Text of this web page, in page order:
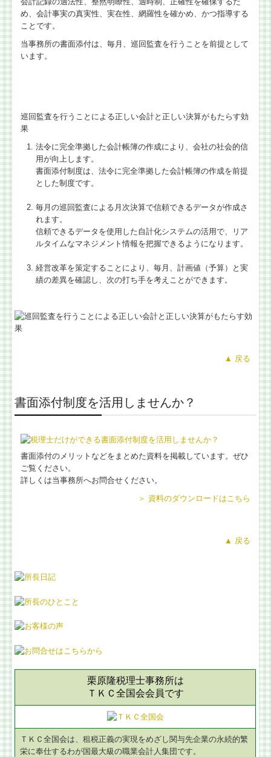
栗原隆税理士事務所は
ＴＫＣ全国会会員です
ＴＫＣ全国会は、租税正義の実現をめざし関与先企業の永続的繁
栄に奉仕するわが国最大級の職業会計人集団です。
め、会計事実の真実性、実在性、網羅性を確かめ、かつ指導する
ことです。
当事務所の書面添付は、毎月、巡回監査を行うことを前提として
います。
巡回監査を行うことによる正しい会計と正しい決算がもたらす効
果
法令に完全準拠した会計帳簿の作成により、会社の社会的信
用が向上します。
書面添付制度は、法令に完全準拠した会計帳簿の作成を前提
とした制度です。
毎月の巡回監査による月次決算で信頼できるデータが作成さ
れます。
信頼できるデータを使用した自計化システムの活用で、リア
ルタイムなマネジメント情報を把握できるようになります。
経営改革を策定することにより、毎月、計画値（予算）と実
績の差異を確認し、次の打ち手を考えことができます。
▲ 戻る
書面添付制度を活用しませんか？
書面添付のメリットなどをまとめた資料を掲載しています。ぜひ
ご覧ください。
詳しくは当事務所へお問合せください。
＞ 資料のダウンロードはこちら
▲ 戻る